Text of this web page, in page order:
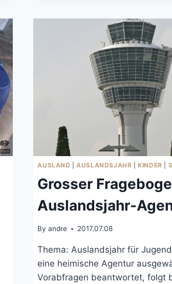
ABREISE
AUSLAND |AUSLANDSJAHR |KINDER
Grosser
Auslandsjahr-
By andre 2017.07.08
Thema: Auslandsjahr für
eine heimische Agentur
Vorabfragen beantwortet, folgt